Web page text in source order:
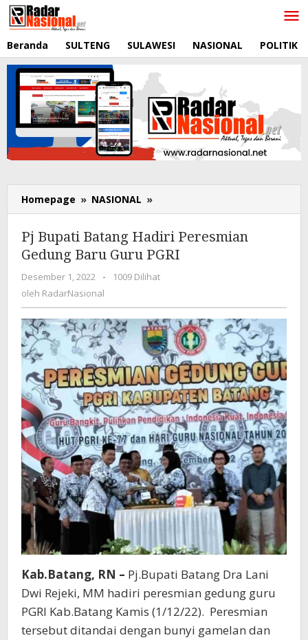
Lewati
ke
Beranda SULTENG SULAWESI NASIONAL POLITIK
Homepage » NASIONAL »
Bupati
Hadiri
Peresmian
Gedung
Pj Bupati Batang Hadiri Peresmian
Gedung Baru Guru PGRI
Desember 1, 2022
oleh
RadarNasional
-
1009 Dilihat
oleh RadarNasional
Kab.Batang, RN – Pj.Bupati Batang Dra Lani
Dwi Rejeki, MM hadiri peresmian gedung guru
PGRI Kab.Batang Kamis (1/12/22). Peresmian
tersebut ditandai dengan bunyi gamelan dan